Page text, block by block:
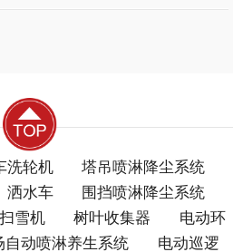
洗轮机
塔吊喷淋降尘系统
洒水车
围挡喷淋降尘系统
扫雪机 树叶收集器
电动环
自动喷淋养生系统 电动巡逻